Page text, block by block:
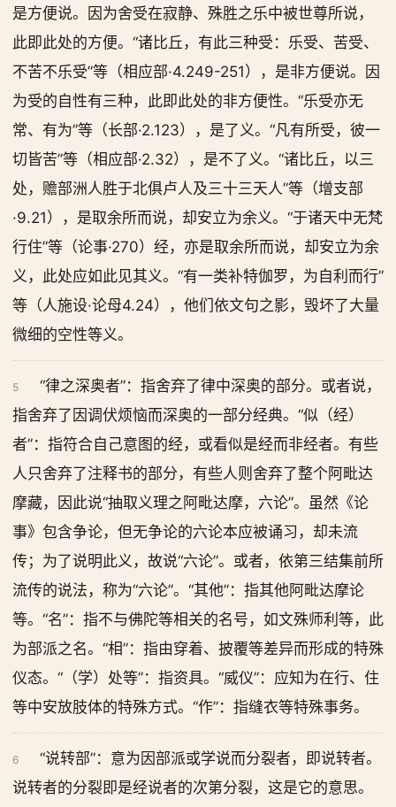
是方便说。因为舍受在寂静、殊胜之乐中被世尊所说，
此即此处的方便。“诸比丘，有此三种受：乐受、苦受、
不苦不乐受”等（相应部·4.249-251），是非方便说。因
为受的自性有三种，此即此处的非方便性。“乐受亦无
常、有为”等（长部·2.123），是了义。“凡有所受，彼一
切皆苦”等（相应部·2.32），是不了义。“诸比丘，以三
处，赡部洲人胜于北俱卢人及三十三天人”等（增支部
·9.21），是取余所而说，却安立为余义。“于诸天中无梵
行住”等（论事·270）经，亦是取余所而说，却安立为余
义，此处应如此见其义。“有一类补特伽罗，为自利而行”
等（人施设·论母4.24），他们依文句之影，毁坏了大量
微细的空性等义。
5
“律之深奥者”：指舍弃了律中深奥的部分。或者说，
指舍弃了因调伏烦恼而深奥的一部分经典。“似（经）
者”：指符合自己意图的经，或看似是经而非经者。有些
人只舍弃了注释书的部分，有些人则舍弃了整个阿毗达
摩藏，因此说“抽取义理之阿毗达摩，六论”。虽然《论
事》包含争论，但无争论的六论本应被诵习，却未流
传；为了说明此义，故说“六论”。或者，依第三结集前所
流传的说法，称为“六论”。“其他”：指其他阿毗达摩论
等。“名”：指不与佛陀等相关的名号，如文殊师利等，此
为部派之名。“相”：指由穿着、披覆等差异而形成的特殊
仪态。“（学）处等”：指资具。“威仪”：应知为在行、住
等中安放肢体的特殊方式。“作”：指缝衣等特殊事务。
6
“说转部”：意为因部派或学说而分裂者，即说转者。
说转者的分裂即是经说者的次第分裂，这是它的意思。